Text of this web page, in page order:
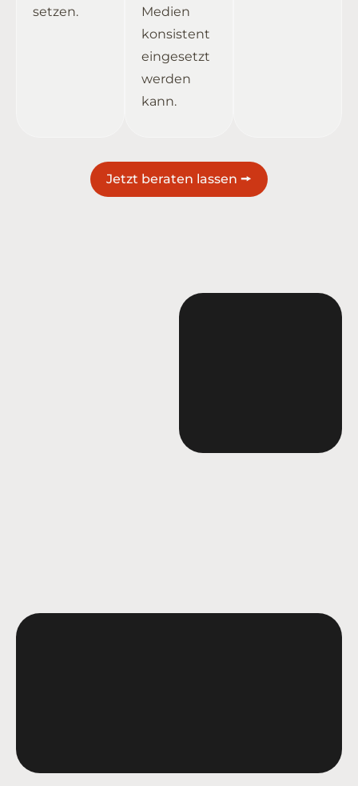
setzen.
Medien
konsistent
eingesetzt
werden
kann.
Jetzt beraten lassen 🠚